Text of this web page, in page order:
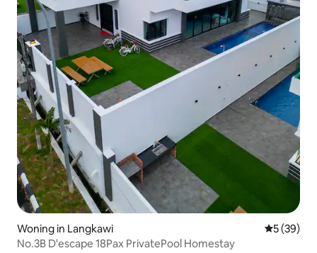
Woning in Langkawi
5 (39)
No.3B D'escape 18Pax PrivatePool Homestay